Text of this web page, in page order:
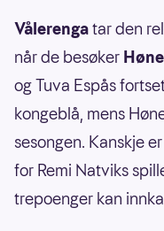
Vålerengatar den
når de besøker
og Tuva Espås
kongeblå, mens
sesongen. Kanskje
for Remi Natviks
trepoenger kan